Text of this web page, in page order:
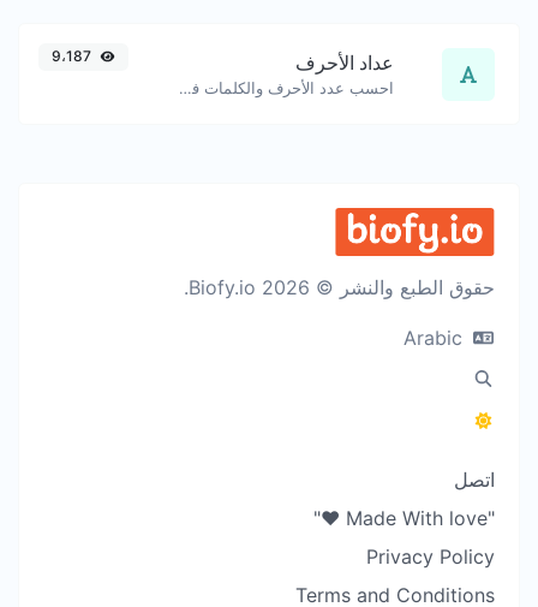
عداد الأحرف
احسب عدد الأحرف والكلمات في نص معين.
حقوق الطبع والنشر © 2026 Biofy.io.
اتصل
"Made With love ❤️"
Privacy Policy
Terms and Conditions